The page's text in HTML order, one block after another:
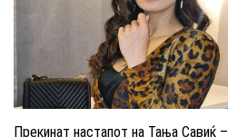
Прекинат настапот на Тања Савиќ –